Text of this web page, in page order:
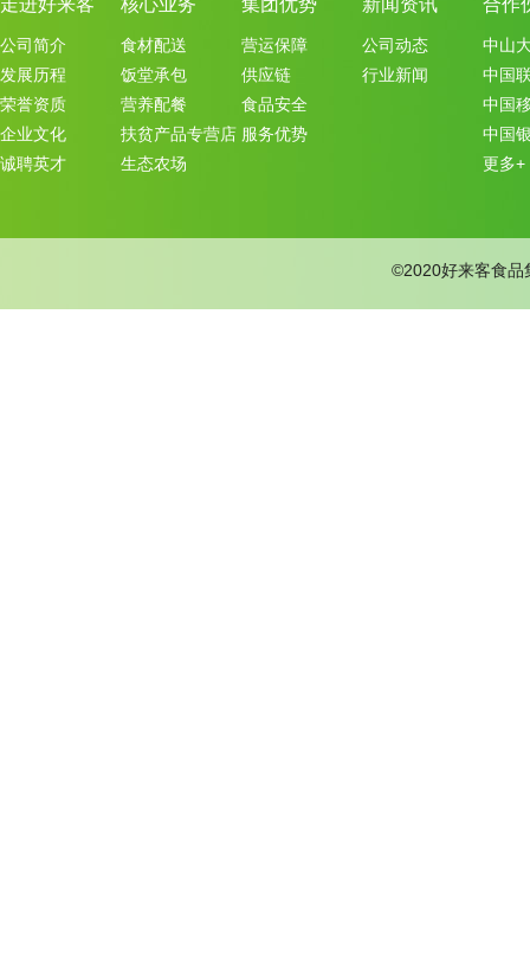
走进好来客
公司简介
发展历程
荣誉资质
企业文化
诚聘英才
核心业务
食材配送
饭堂承包
营养配餐
扶贫产品专营店
生态农场
集团优势
营运保障
供应链
食品安全
服务优势
新闻资讯
公司动态
行业新闻
合作
中山
中国
中国
中国
更多+
©2020好来客食品